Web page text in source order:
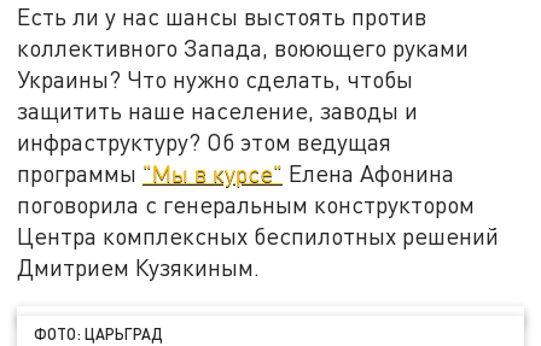
Есть ли у нас шансы выстоять против
коллективного Запада, воюющего руками
Украины? Что нужно сделать, чтобы
защитить наше население, заводы и
инфраструктуру? Об этом ведущая
программы "Мы в курсе" Елена Афонина
поговорила с генеральным конструктором
Центра комплексных беспилотных решений
Дмитрием Кузякиным.
ФОТО: ЦАРЬГРАД